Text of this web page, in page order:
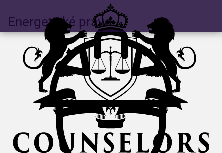
Energetické právo